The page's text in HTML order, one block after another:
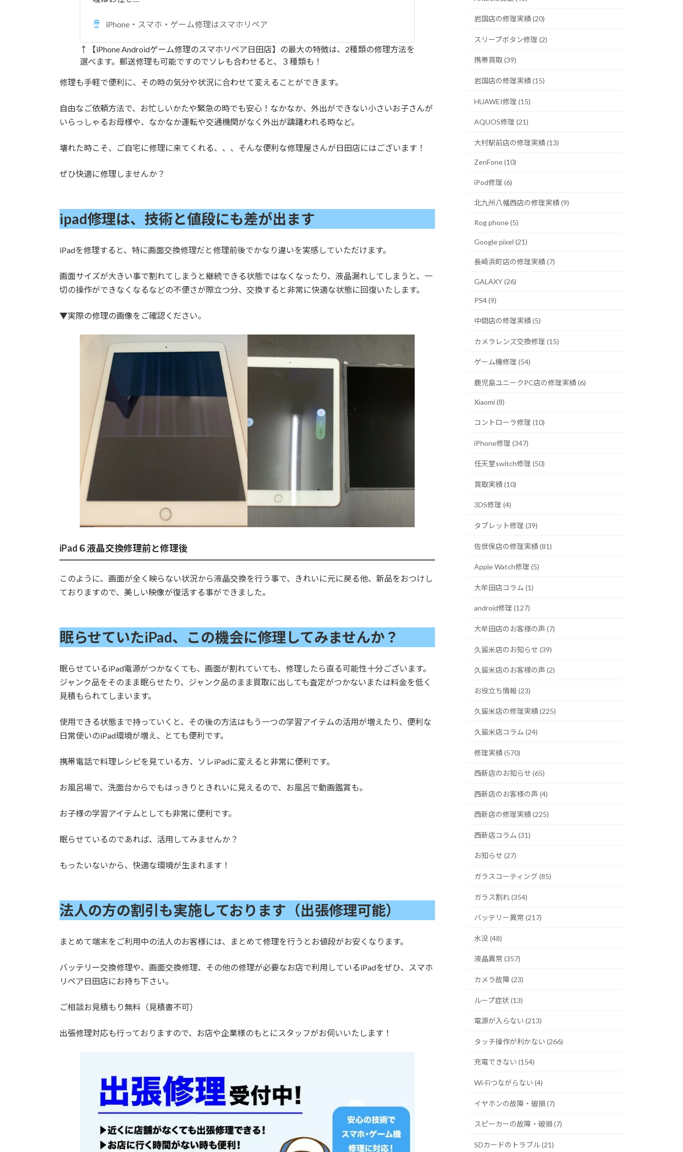
iPhone・スマホ・ゲーム修理はスマホリペア
↑【iPhone Androidゲーム修理のスマホリペア日田店】の最大の特徴は、2種類の修理方法を
選べます。郵送修理も可能ですのでソレも合わせると、３種類も！
修理も手軽で便利に、その時の気分や状況に合わせて変えることができます。
自由なご依頼方法で、お忙しいかたや緊急の時でも安心！なかなか、外出ができない小さいお子さんが
いらっしゃるお母様や、なかなか運転や交通機関がなく外出が躊躇われる時など。
壊れた時こそ、ご自宅に修理に来てくれる、、、そんな便利な修理屋さんが日田店にはございます！
ぜひ快適に修理しませんか？
ipad修理は、技術と値段にも差が出ます
iPadを修理すると、特に画面交換修理だと修理前後でかなり違いを実感していただけます。
画面サイズが大きい事で割れてしまうと継続できる状態ではなくなったり、液晶漏れしてしまうと、一
切の操作ができなくなるなどの不便さが際立つ分、交換すると非常に快適な状態に回復いたします。
▼実際の修理の画像をご確認ください。
iPad６液晶交換修理前と修理後
このように、画面が全く映らない状況から液晶交換を行う事で、きれいに元に戻る他、新品をおつけし
ておりますので、美しい映像が復活する事ができました。
眠らせていたiPad、この機会に修理してみませんか？
眠らせているiPad電源がつかなくても、画面が割れていても、修理したら直る可能性十分ございます。
ジャンク品をそのまま眠らせたり、ジャンク品のまま買取に出しても査定がつかないまたは料金を低く
見積もられてしまいます。
使用できる状態まで持っていくと、その後の方法はもう一つの学習アイテムの活用が増えたり、便利な
日常使いのiPad環境が増え、とても便利です。
携帯電話で料理レシピを見ている方、ソレiPadに変えると非常に便利です。
お風呂場で、洗面台からでもはっきりときれいに見えるので、お風呂で動画鑑賞も。
お子様の学習アイテムとしても非常に便利です。
眠らせているのであれば、活用してみませんか？
もったいないから、快適な環境が生まれます！
法人の方の割引も実施しております（出張修理可能）
まとめて端末をご利用中の法人のお客様には、まとめて修理を行うとお値段がお安くなります。
バッテリー交換修理や、画面交換修理、その他の修理が必要なお店で利用しているiPadをぜひ、スマホ
リペア日田店にお持ち下さい。
ご相談お見積もり無料（見積書不可）
出張修理対応も行っておりますので、お店や企業様のもとにスタッフがお伺いいたします！
岩国店の修理実績 (20)
スリープボタン修理 (2)
携帯買取 (39)
岩国店の修理実績 (15)
HUAWEI修理 (15)
AQUOS修理 (21)
大村駅前店の修理実績 (13)
ZenFone (10)
iPod修理 (6)
北九州八幡西店の修理実績 (9)
Rog phone (5)
Google pixel (21)
長崎浜町店の修理実績 (7)
GALAXY (26)
PS4 (9)
中間店の修理実績 (5)
カメラレンズ交換修理 (15)
ゲーム機修理 (54)
鹿児島ユニークPC店の修理実績 (6)
Xiaomi (8)
コントローラ修理 (10)
iPhone修理 (347)
任天堂switch修理 (50)
買取実績 (10)
3DS修理 (4)
タブレット修理 (39)
佐世保店の修理実績 (81)
Apple Watch修理 (5)
大牟田店コラム (1)
android修理 (127)
大牟田店のお客様の声 (7)
久留米店のお知らせ (39)
久留米店のお客様の声 (2)
お役立ち情報 (23)
久留米店の修理実績 (225)
久留米店コラム (24)
修理実績 (570)
西新店のお知らせ (65)
西新店のお客様の声 (4)
西新店の修理実績 (225)
西新店コラム (31)
お知らせ (27)
ガラスコーティング (85)
ガラス割れ (354)
バッテリー異常 (217)
水没 (48)
液晶異常 (357)
カメラ故障 (23)
ループ症状 (13)
電源が入らない (213)
タッチ操作が利かない (266)
充電できない (154)
Wi-Fiつながらない (4)
イヤホンの故障・破損 (7)
スピーカーの故障・破損 (7)
SDカードのトラブル (21)